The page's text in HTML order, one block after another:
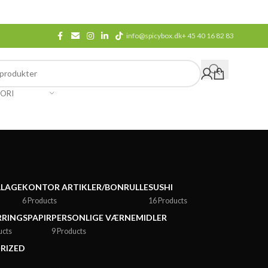
info@spicybox.dk+ 45 40 16 82 83
KONTOR ARTIKLER/BONRULLE
6 Products
SUSHI
16 Products
PERSONLIGE VÆRNEMIDLER
9 Products